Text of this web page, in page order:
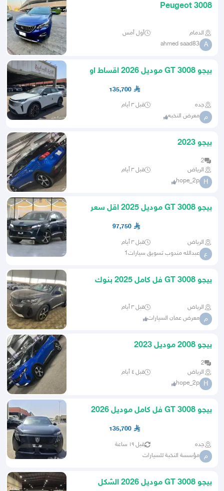
Peugeot 3008
الدمام أول أمس
A
ahmed saad83
بيجو 3008 GT موديل 2026 اقساط او
135,700
جده قبل ٣ أيام
م معرض النخبه
بيجو 2023
2
الرياض
قبل ٣ أيام
H
hope_2p
بيجو 3008 GT موديل 2025 اقل سعر
97,750
الرياض قبل ٣ أيام
ع عبدالله مندوب تسويق سيارات1
بيجو GT 3008 فل كامل 2025 بنوك
الرياض قبل ٣ أيام
م معرض عمان السيارات
بيجو 2008 موديل 2023
2
الرياض
قبل ٤ أيام
H
hope_2p
بيجو 3008 GT فل كامل موديل 2026
135,700
جده قبل ١٩ ساعة
م مؤسسة النخبة للسيارات
بيجو 3008 GT موديل 2026 الشكل